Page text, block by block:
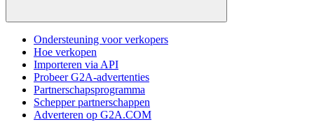
Ondersteuning voor verkopers
Hoe verkopen
Importeren via API
Probeer G2A-advertenties
Partnerschapsprogramma
Schepper partnerschappen
Adverteren op G2A.COM